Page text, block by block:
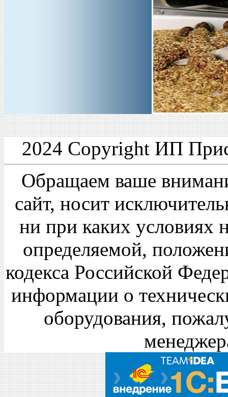
2024 Copyright ИП
Обращаем ваше
сайт, носит
ни при каких условиях
определяемой,
кодекса Российской
информации о
оборудования,